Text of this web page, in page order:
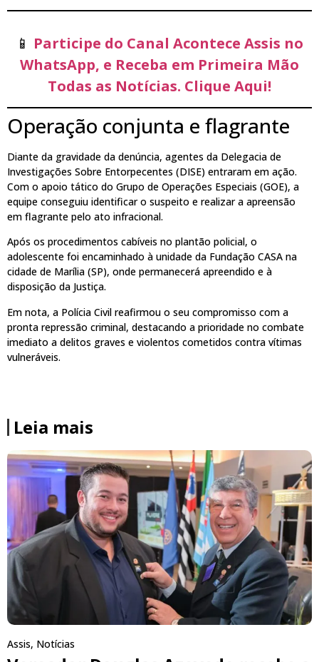
📱 Participe do Canal Acontece Assis no
WhatsApp, e Receba em Primeira Mão
Todas as Notícias. Clique Aqui!
Operação conjunta e flagrante
Diante da gravidade da denúncia, agentes da Delegacia de
Investigações Sobre Entorpecentes (DISE) entraram em ação.
Com o apoio tático do Grupo de Operações Especiais (GOE), a
equipe conseguiu identificar o suspeito e realizar a apreensão
em flagrante pelo ato infracional.
Após os procedimentos cabíveis no plantão policial, o
adolescente foi encaminhado à unidade da Fundação CASA na
cidade de Marília (SP), onde permanecerá apreendido e à
disposição da Justiça.
Em nota, a Polícia Civil reafirmou o seu compromisso com a
pronta repressão criminal, destacando a prioridade no combate
imediato a delitos graves e violentos cometidos contra vítimas
vulneráveis.
Leia mais
Assis, Notícias